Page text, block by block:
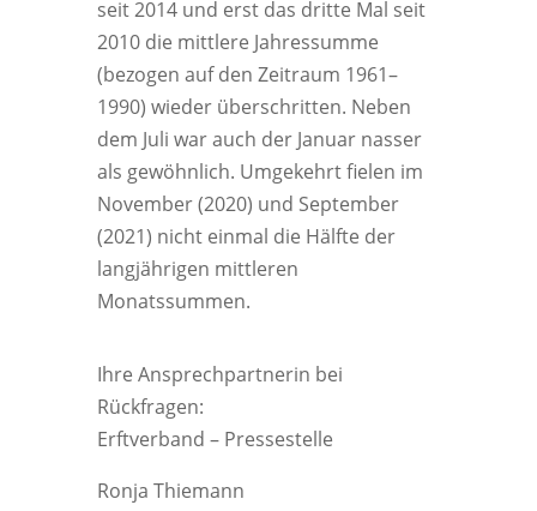
seit 2014 und erst das dritte Mal seit
2010 die mittlere Jahressumme
(bezogen auf den Zeitraum 1961–
1990) wieder überschritten. Neben
dem Juli war auch der Januar nasser
als gewöhnlich. Umgekehrt fielen im
November (2020) und September
(2021) nicht einmal die Hälfte der
langjährigen mittleren
Monatssummen.
Ihre Ansprechpartnerin bei
Rückfragen:
Erftverband – Pressestelle
Ronja Thiemann